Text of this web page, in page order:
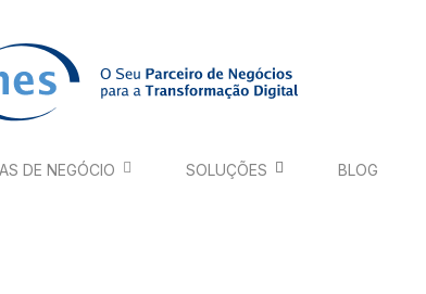
DE NEGÓCIO SOLUÇÕES BLOG